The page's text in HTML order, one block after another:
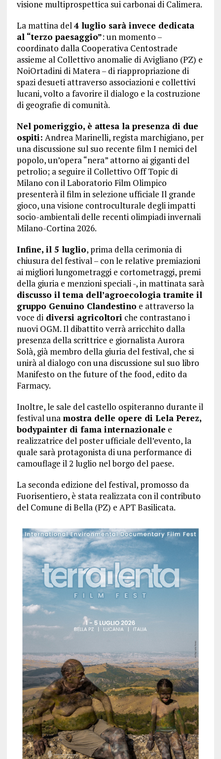
visione multiprospettica sui carbonai di Calimera.
La mattina del4 luglio sarà invece dedicata
al “terzo paesaggio”: un momento –
coordinato dalla Cooperativa Centostrade
assieme al Collettivo anomalie di Avigliano (PZ) e
NoiOrtadini di Matera – di riappropriazione di
spazi desueti attraverso associazioni e collettivi
lucani, volto a favorire il dialogo e la costruzione
di geografie di comunità.
Nel pomeriggio, è attesa la presenza di due
ospiti: Andrea Marinelli, regista marchigiano, per
una discussione sul suo recente film I nemici del
popolo, un’opera “nera” attorno ai giganti del
petrolio; a seguire il Collettivo Off Topic di
Milano con il Laboratorio Film Olimpico
presenterà il film in selezione ufficiale Il grande
gioco, una visione controculturale degli impatti
socio-ambientali delle recenti olimpiadi invernali
Milano-Cortina 2026.
Infine, il 5 luglio, prima della cerimonia di
chiusura del festival – con le relative premiazioni
ai migliori lungometraggi e cortometraggi, premi
della giuria e menzioni speciali -, in mattinata sarà
discusso il tema dell’agroecologia tramite il
gruppo Genuino Clandestino e attraverso la
voce didiversi agricoltori che contrastano i
nuovi OGM. Il dibattito verrà arricchito dalla
presenza della scrittrice e giornalista Aurora
Solà, già membro della giuria del festival, che si
unirà al dialogo con una discussione sul suo libro
Manifesto on the future of the food, edito da
Farmacy.
Inoltre, le sale del castello ospiteranno durante il
festival una mostra delle opere di Lela Perez,
bodypainter di fama internazionale e
realizzatrice del poster ufficiale dell’evento, la
quale sarà protagonista di una performance di
camouflage il 2 luglio nel borgo del paese.
La seconda edizione del festival, promosso da
Fuorisentiero, è stata realizzata con il contributo
del Comune di Bella (PZ) e APT Basilicata.